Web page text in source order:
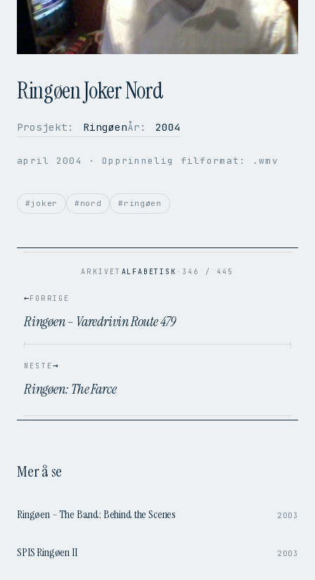
Video
640 × 480
LYDKODEK AAC
BITRATE 2.3 Mbps
OPPRINNELIG .wmv → .mp4
Ringøen Joker Nord
Prosjekt: RingøenÅr: 2004
april 2004 · Opprinnelig filformat: .wmv
#joker #nord #ringøen
ARKIVET ALFABETISK · 346 / 445
←FORRIGE
Ringøen – Varedrivin Route 479
NESTE→
Ringøen: The Farce
Mer å se
Ringøen – The Band: Behind the Scenes 2003
3:13
SPIS Ringøen II 2003
0:59